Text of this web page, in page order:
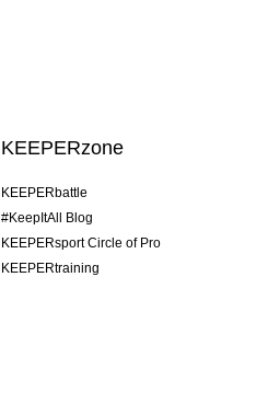
KEEPERzone
KEEPERbattle
#KeepItAll Blog
KEEPERsport Circle of Pro
KEEPERtraining